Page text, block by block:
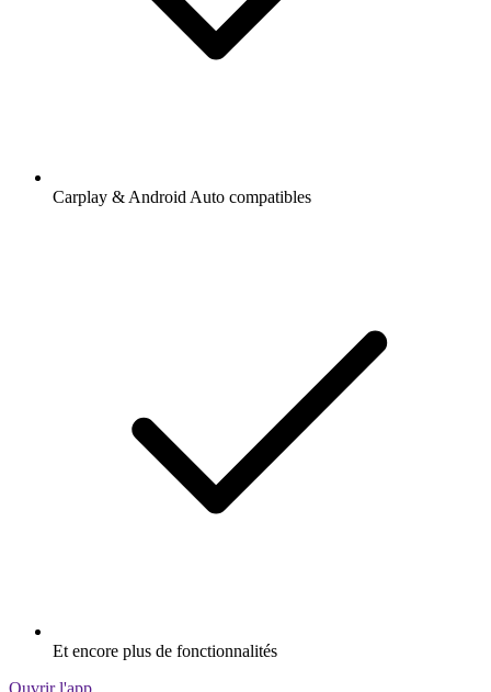
Carplay & Android Auto compatibles
Et encore plus de fonctionnalités